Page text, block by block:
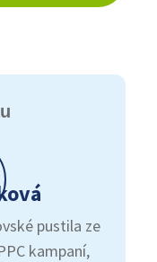
pustila ze
kampaní,